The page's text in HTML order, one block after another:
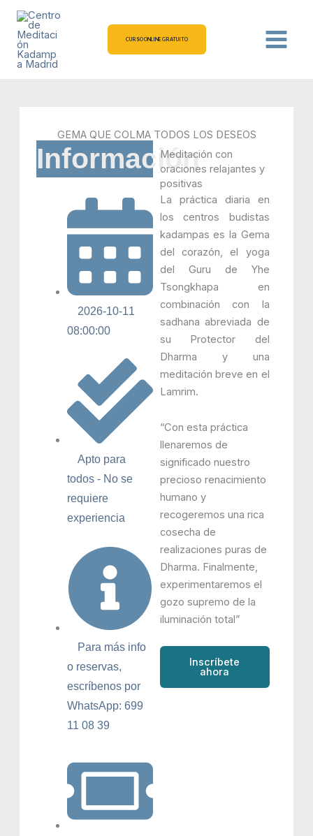
contenido
CURSO ONLINE GRATUITO
GEMA QUE COLMA TODOS LOS DESEOS
Información
2026-10-11
08:00:00
Apto para
todos - No se
requiere
experiencia
Para más info
o reservas,
escríbenos por
WhatsApp: 699
11 08 39
Meditación con
oraciones relajantes y
positivas
La práctica diaria en
los centros budistas
kadampas es la Gema
del corazón, el yoga
del Guru de Yhe
Tsongkhapa en
combinación con la
sadhana abreviada de
su Protector del
Dharma y una
meditación breve en el
Lamrim.
“Con esta práctica
llenaremos de
significado nuestro
precioso renacimiento
humano y
recogeremos una rica
cosecha de
realizaciones puras de
Dharma. Finalmente,
experimentaremos el
gozo supremo de la
iluminación total”
Inscríbete
ahora